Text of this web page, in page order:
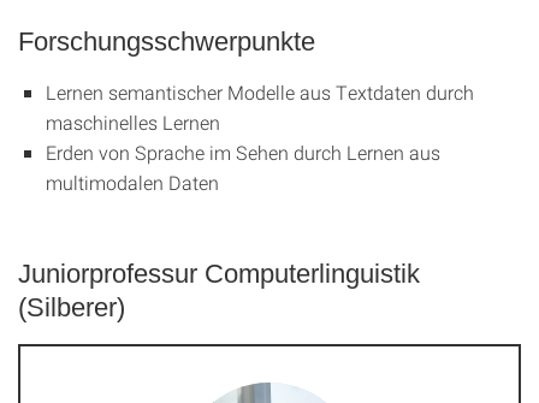
Forschungsschwerpunkte
Lernen semantischer Modelle aus Textdaten durch
maschinelles Lernen
Erden von Sprache im Sehen durch Lernen aus
multimodalen Daten
Juniorprofessur Computerlinguistik
(Silberer)